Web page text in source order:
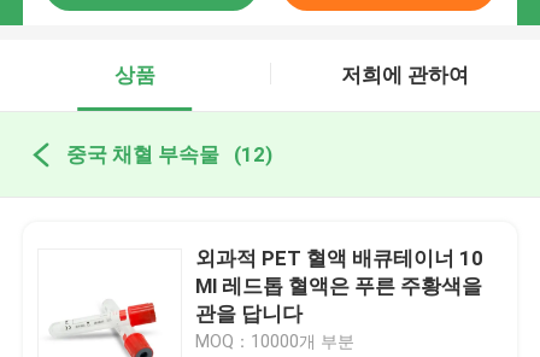
상품 저희에 관하여
중국 채혈 부속물 (12)
외과적 PET 혈액 배큐테이너 10
Ml 레드톱 혈액은 푸른 주황색을
관을 답니다
MOQ：10000개 부분